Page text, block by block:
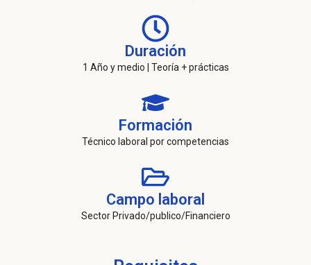
Duración
1 Año y medio | Teoría + prácticas
Formación
Técnico laboral por competencias
Campo laboral
Sector Privado/publico/Financiero